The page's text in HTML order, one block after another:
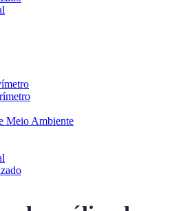
Meio Ambiente